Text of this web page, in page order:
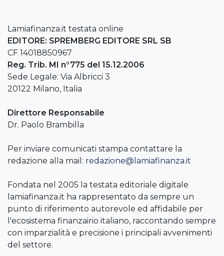
Lamiafinanza.it testata online
EDITORE: SPREMBERG EDITORE SRL SB
CF 14018850967
Reg. Trib. MI n°775 del 15.12.2006
Sede Legale: Via Albricci 3
20122 Milano, Italia
Direttore Responsabile
Dr. Paolo Brambilla
Per inviare comunicati stampa contattare la
redazione alla mail: redazione@lamiafinanza.it
Fondata nel 2005 la testata editoriale digitale
lamiafinanza.it ha rappresentato da sempre un
punto di riferimento autorevole ed affidabile per
l'ecosistema finanzairio italiano, raccontando sempre
con imparzialità e precisione i principali avvenimenti
del settore.